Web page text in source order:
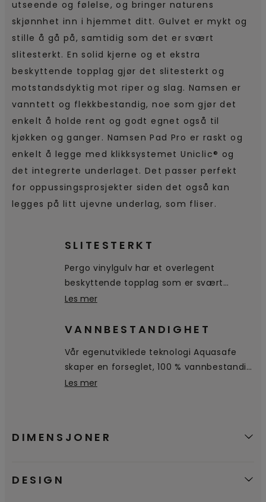
utseende og følelse, og bringer naturens
skjønnhet inn i hjemmet ditt. Gulvet er mykt og
stille å gå på, samtidig som det er svært
slitesterkt. En solid kjerne og et ekstra
beskyttende topplag gjør det slitesterkt og
motstandsdyktig mot riper og slag. Namsen er
vanntett og flekkbestandig, noe som gjør det
enkelt å holde rent og godt egnet også til
kjøkken og ganger. Namsen Pad Pro er raskt og
enkelt å legge med klikksystemet Uniclic® og
det integrerte underlaget. Det passer perfekt
for oppussingsprosjekter siden det også kan
legges på litt ujevne underlag, som fliser.
SLITESTERKT
Pergo vinylgulv har et overlegent
beskyttende topplag som er svært
bestandig mot riper, flekker og slitasje.
Les mer
VANNBESTANDIGHET
Vår egenutviklede teknologi Aquasafe
skaper en forseglet, 100 % vannbestandig
overflate helt ned til fasingen, noe som
Les mer
DIMENSJONER
DESIGN